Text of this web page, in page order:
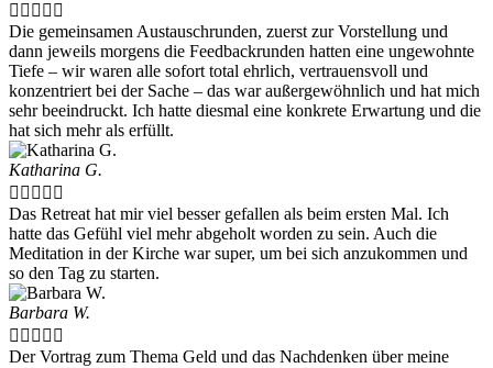
    
Die gemeinsamen Austauschrunden, zuerst zur Vorstellung und
dann jeweils morgens die Feedbackrunden hatten eine ungewohnte
Tiefe – wir waren alle sofort total ehrlich, vertrauensvoll und
konzentriert bei der Sache – das war außergewöhnlich und hat mich
sehr beeindruckt. Ich hatte diesmal eine konkrete Erwartung und die
hat sich mehr als erfüllt.
Katharina G.
    
Das Retreat hat mir viel besser gefallen als beim ersten Mal. Ich
hatte das Gefühl viel mehr abgeholt worden zu sein. Auch die
Meditation in der Kirche war super, um bei sich anzukommen und
so den Tag zu starten.
Barbara W.
    
Der Vortrag zum Thema Geld und das Nachdenken über meine